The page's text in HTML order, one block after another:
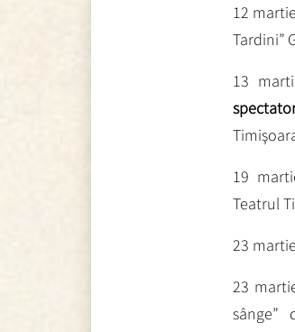
12
Tardini”
13
19
Teatrul
23
23
sânge”